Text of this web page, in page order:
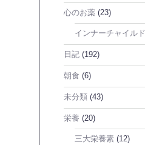
心のお薬 (23)
インナーチャイルド
日記 (192)
朝食 (6)
未分類 (43)
栄養 (20)
三大栄養素 (12)